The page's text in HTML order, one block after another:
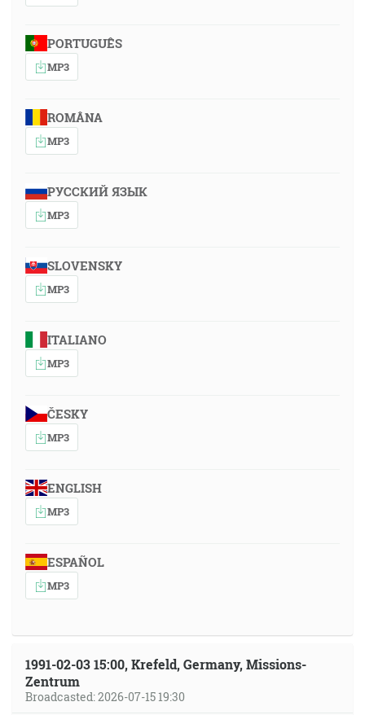
PORTUGUÊS
MP3
ROMÂNA
MP3
РУССКИЙ ЯЗЫК
MP3
SLOVENSKY
MP3
ITALIANO
MP3
ČESKY
MP3
ENGLISH
MP3
ESPAÑOL
MP3
1991-02-03 15:00, Krefeld, Germany, Missions-
Zentrum
Broadcasted: 2026-07-15 19:30